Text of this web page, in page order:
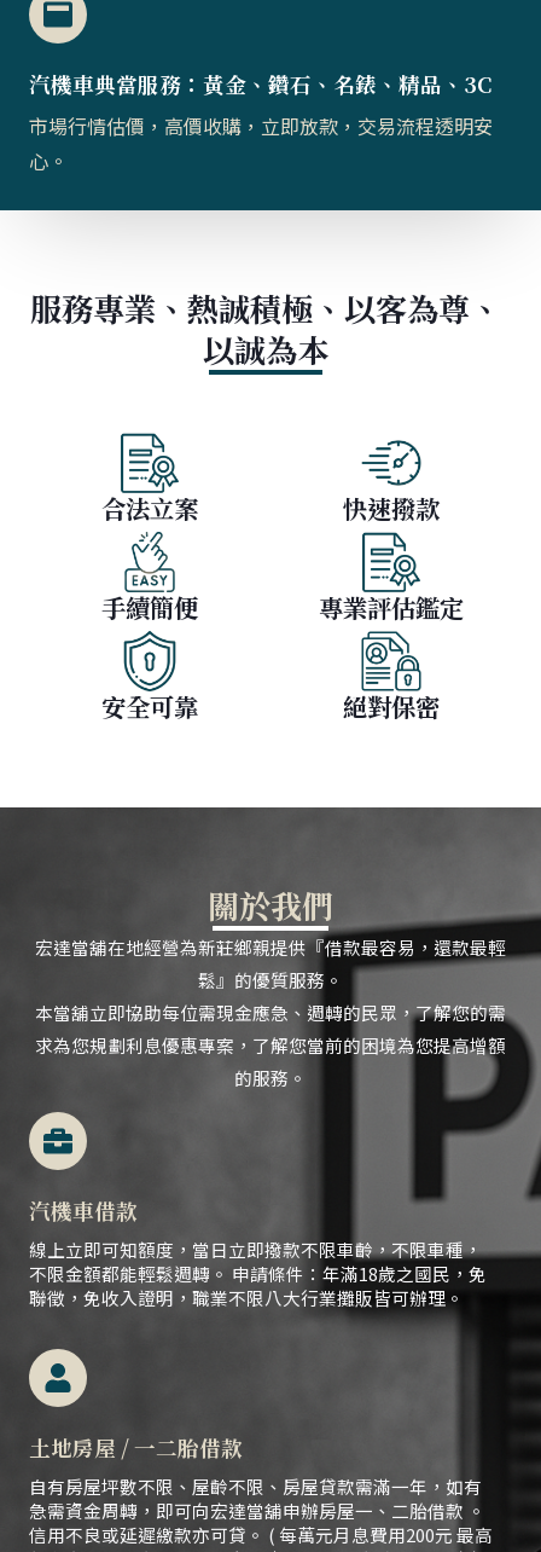
汽機車典當服務：黃金、鑽石、名錶、精品、3C
市場行情估價，高價收購，立即放款，交易流程透明安
心。
服務專業、熱誠積極、以客為尊、
以誠為本
合法立案 快速撥款
手續簡便 專業評估鑑定
安全可靠 絕對保密
關於我們
宏達當舖在地經營為新莊鄉親提供『借款最容易，還款最輕
鬆』的優質服務。
本當舖立即協助每位需現金應急、 週轉的民眾，了解您的需
求為您規劃利息優惠專案，了解您當前的困境為您提高增額
的服務。
汽機車借款
線上立即可知額度，當日立即撥款不限車齡，不限車種，
不限金額都能輕鬆週轉。 申請條件：年滿18歲之國民，免
聯徵，免收入證明，職業不限八大行業攤販皆可辦理。
土地房屋 / 一二胎借款
自有房屋坪數不限、屋齡不限、房屋貸款需滿一年，如有
急需資金周轉，即可向宏達當舖申辦房屋一、二胎借款 。
信用不良或延遲繳款亦可貸。 ( 每萬元月息費用200元 最高